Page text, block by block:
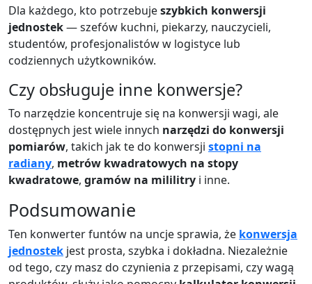
Dla każdego, kto potrzebujeszybkich konwersji
jednostek— szefów kuchni, piekarzy, nauczycieli,
studentów, profesjonalistów w logistyce lub
codziennych użytkowników.
Czy obsługuje inne konwersje?
To narzędzie koncentruje się na konwersji wagi, ale
dostępnych jest wiele innych narzędzi do konwersji
pomiarów, takich jak te do konwersji stopni na
radiany, metrów kwadratowych na stopy
kwadratowe, gramów na mililitry i inne.
Podsumowanie
Ten konwerter funtów na uncje sprawia, że konwersja
jednostek jest prosta, szybka i dokładna. Niezależnie
od tego, czy masz do czynienia z przepisami, czy wagą